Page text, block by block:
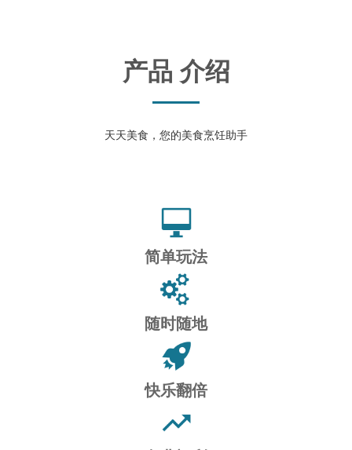
产品 介绍
天天美食，您的美食烹饪助手
简单玩法
随时随地
快乐翻倍